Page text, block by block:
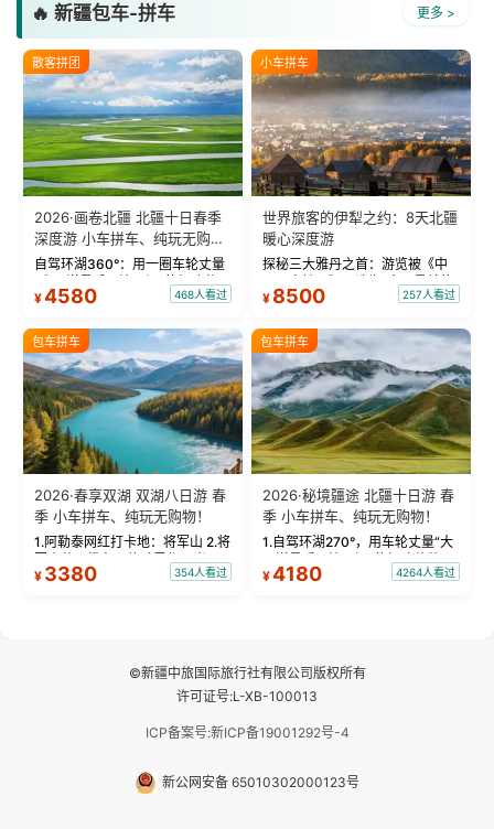
🔥 新疆包车-拼车 更多 >
散客拼团
2026·画卷北疆 北疆十日春季
深度游 小车拼车、纯玩无购
物！
自驾环湖360°：用一圈车轮丈量
“大西洋最后一滴眼泪”的极致蔚
蓝。 赛湖旅拍：甄选多款风格服
绝美瞬间。 赛湖坦克300跟车视
频：专业摄影师...
¥4580 468人看过
小车拼车
世界旅客的伊犁之约：8天北疆
暖心深度游
探秘三大雅丹之首：游览被《中
国国家地理》评选为“中国最美的
三大雅丹”第一名的克拉玛依魔鬼
瓦人最大村落——禾木村，欣赏
晨雾与小木...
¥ 8500 257人看过
包车拼车
2026·春享双湖 双湖八日游 春
季 小车拼车、纯玩无购物！
1.阿勒泰网红打卡地：将军山 2.将
军山落日缆车，体验雪都风光 3.
将军山，夕阳派对，蹦迪party 4.
¥ 3380 354人看过
包车拼车
2026·秘境疆途 北疆十日游 春
季 小车拼车、纯玩无购物！
1.自驾环湖270°，用车轮丈量“大
西洋最后一滴眼泪”的极致蔚蓝，
让雪山、花海与深邃湖水在转弯
¥4180 4264人看过
©新疆中旅国际旅行社有限公司版权所有
许可证号:L-XB-100013
ICP备案号:新ICP备19001292号-4
新公网安备 65010302000123号